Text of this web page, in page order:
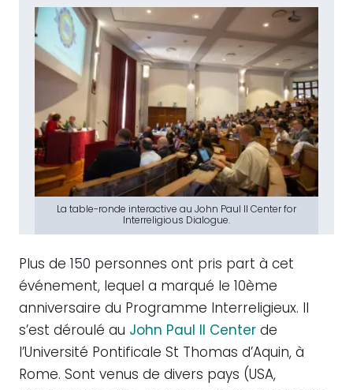
La table-ronde interactive au John Paul II Center for
Interreligious Dialogue.
Plus de 150 personnes ont pris part à cet
événement, lequel a marqué le 10ème
anniversaire du Programme Interreligieux. Il
s’est déroulé au John Paul II Center de
l’Université Pontificale St Thomas d’Aquin, à
Rome. Sont venus de divers pays (USA,